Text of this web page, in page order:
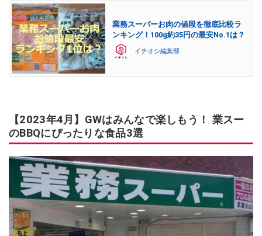
業務スーパーお肉の値段を徹底比較ラ
ンキング！100g約35円の最安No.1は？
イチオシ編集部
【2023年4月】GWはみんなで楽しもう！ 業スー
のBBQにぴったりな食品3選